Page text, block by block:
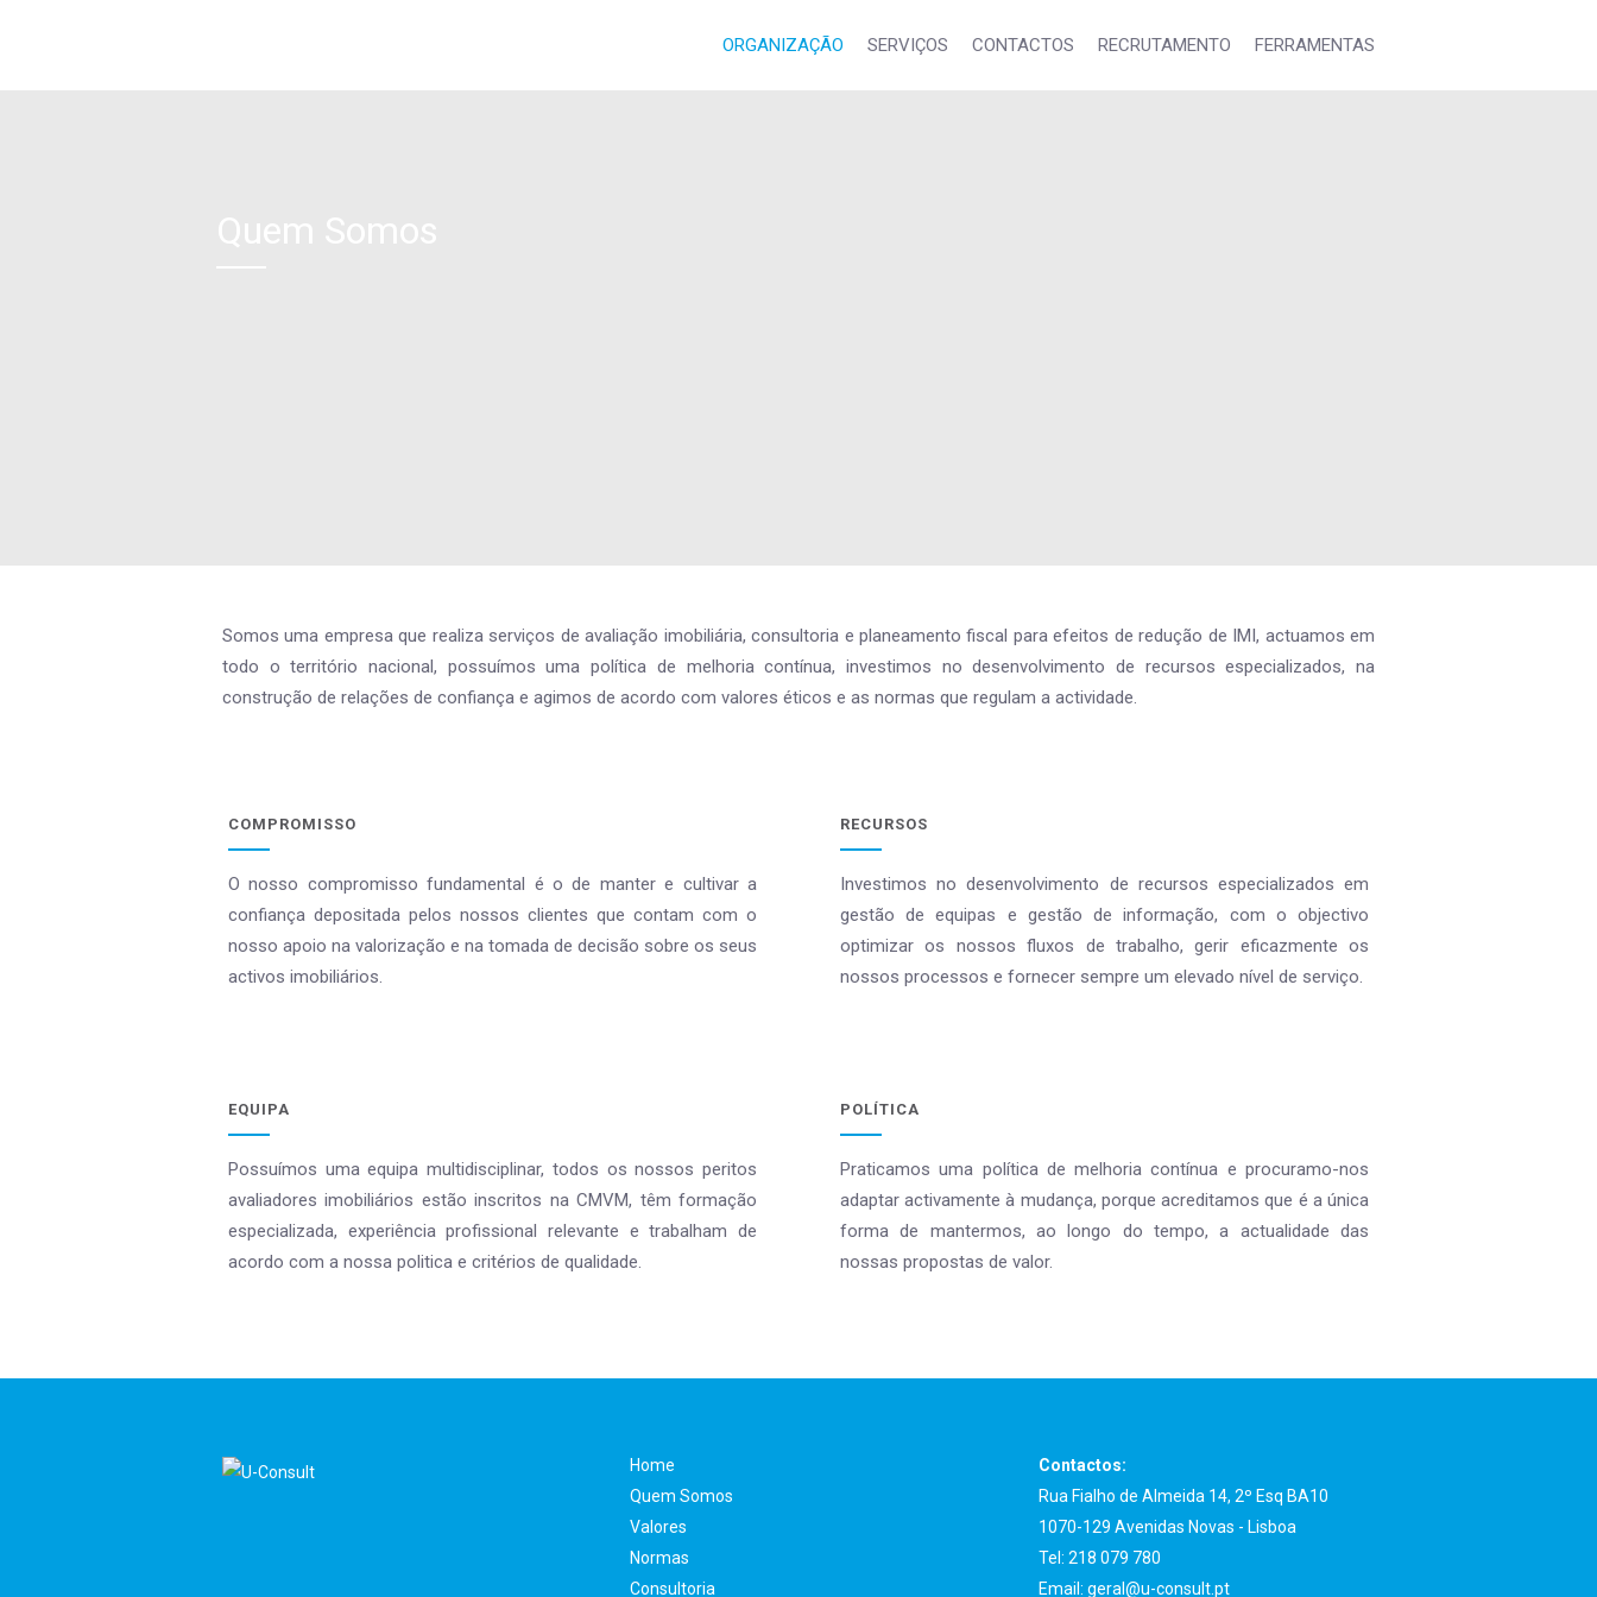
ORGANIZAÇÃO SERVIÇOS CONTACTOS RECRUTAMENTO FERRAMENTAS
Somos uma empresa que realiza serviços de avaliação imobiliária, consultoria e planeamento fiscal para efeitos de redução de IMI, actuamos em
todo o território nacional, possuímos uma política de melhoria contínua, investimos no desenvolvimento de recursos especializados, na
construção de relações de confiança e agimos de acordo com valores éticos e as normas que regulam a actividade.
COMPROMISSO
O nosso compromisso fundamental é o de manter e cultivar a
confiança depositada pelos nossos clientes que contam com o
nosso apoio na valorização e na tomada de decisão sobre os seus
activos imobiliários.
RECURSOS
Investimos no desenvolvimento de recursos especializados em
gestão de equipas e gestão de informação, com o objectivo
optimizar os nossos fluxos de trabalho, gerir eficazmente os
nossos processos e fornecer sempre um elevado nível de serviço.
EQUIPA
Possuímos uma equipa multidisciplinar, todos os nossos peritos
avaliadores imobiliários estão inscritos na CMVM, têm formação
especializada, experiência profissional relevante e trabalham de
acordo com a nossa politica e critérios de qualidade.
POLÍTICA
Praticamos uma política de melhoria contínua e procuramo-nos
adaptar activamente à mudança, porque acreditamos que é a única
forma de mantermos, ao longo do tempo, a actualidade das
nossas propostas de valor.
Home
Quem Somos
Valores
Normas
Consultoria
Contactos:
Rua Fialho de Almeida 14, 2º Esq BA10
1070-129 Avenidas Novas - Lisboa
Tel: 218 079 780
Email: geral@u-consult.pt